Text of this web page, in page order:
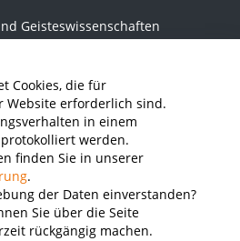
Cookies, die für
Website erforderlich sind.
in einem
werden.
finden Sie in unserer
.
der Daten einverstanden?
Sie über die Seite
rückgängig machen.
Geisteswissenschaften
Vermessung